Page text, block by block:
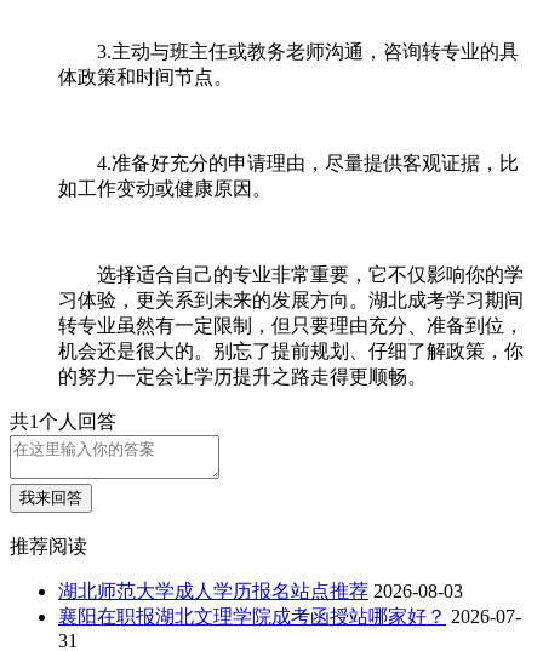
3.主动与班主任或教务老师沟通，咨询转专业的具
体政策和时间节点。
4.准备好充分的申请理由，尽量提供客观证据，比
如工作变动或健康原因。
选择适合自己的专业非常重要，它不仅影响你的学
习体验，更关系到未来的发展方向。湖北成考学习期间
转专业虽然有一定限制，但只要理由充分、准备到位，
机会还是很大的。别忘了提前规划、仔细了解政策，你
的努力一定会让学历提升之路走得更顺畅。
共1个人回答
我来回答
推荐阅读
湖北师范大学成人学历报名站点推荐 2026-08-03
襄阳在职报湖北文理学院成考函授站哪家好？ 2026-07-
31